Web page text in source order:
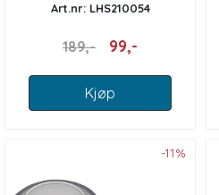
Art.nr: LHS210054
189,- 99,-
Kjøp
-11%